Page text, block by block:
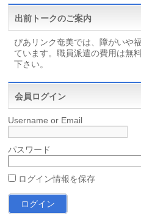
出前トークのご案内
ぴあリンク奄美では、障がいや
ています。職員派遣の費用は無
下さい。
会員ログイン
Username or Email
パスワード
ログイン情報を保存